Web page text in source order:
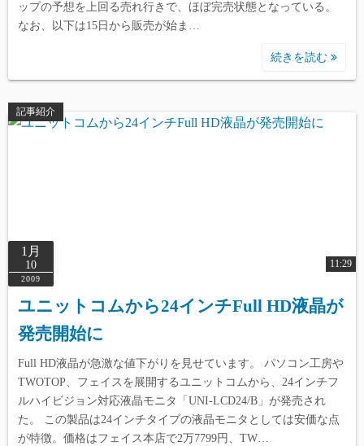
ップの予想を上回る売れ行きで、ほぼ完売状態となっている。
なお、以下は15日から販売が始ま…
続きを読む
Warning: Undefined array key 0 in
/home/reviewdays/reviewdays.com/public_html/wp-
content/themes/simple-days/template-
parts/index/post_card.phpon line165
記事紹介
1月
10
2009
11:29
ユニットコムから24インチFull HD液晶が
発売開始に
Full HD液晶が急激な値下がりを見せています。 パソコン工房や
TWOTOP、フェイスを展開するユニットコムから、24インチフ
ルハイビジョン対応液晶モニタ「UNI-LCD24/B」が発売され
た。 この製品は24インチタイプの液晶モニタとしては安価な点
が特徴。価格はフェイス本店で2万7799円、TW…